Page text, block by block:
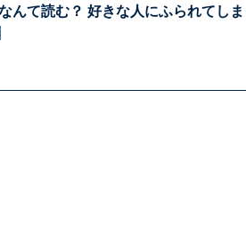
なんて読む？ 好きな人にふられて